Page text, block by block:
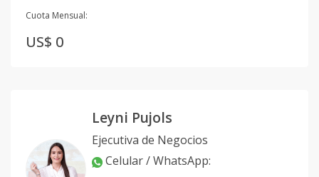
Cuota Mensual:
US$ 0
Leyni Pujols
Ejecutiva de Negocios
Celular / WhatsApp: